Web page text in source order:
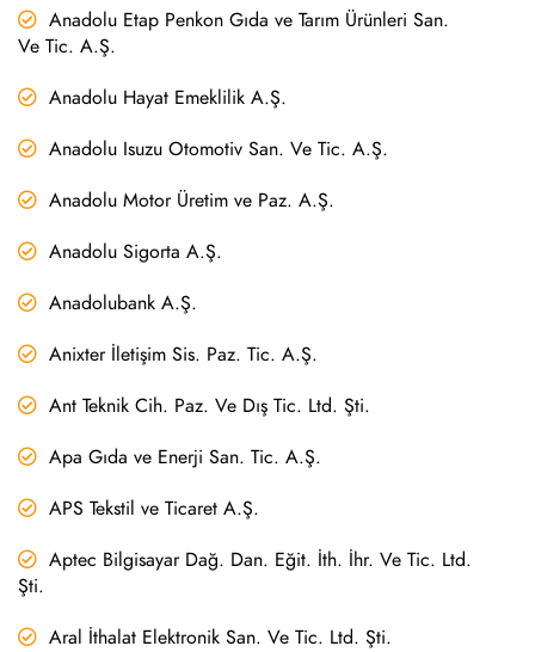
Anadolu Etap Penkon Gıda ve Tarım Ürünleri San.
Ve Tic. A.Ş.
Anadolu Hayat Emeklilik A.Ş.
Anadolu Isuzu Otomotiv San. Ve Tic. A.Ş.
Anadolu Motor Üretim ve Paz. A.Ş.
Anadolu Sigorta A.Ş.
Anadolubank A.Ş.
Anixter İletişim Sis. Paz. Tic. A.Ş.
Ant Teknik Cih. Paz. Ve Dış Tic. Ltd. Şti.
Apa Gıda ve Enerji San. Tic. A.Ş.
APS Tekstil ve Ticaret A.Ş.
Aptec Bilgisayar Dağ. Dan. Eğit. İth. İhr. Ve Tic. Ltd.
Şti.
Aral İthalat Elektronik San. Ve Tic. Ltd. Şti.